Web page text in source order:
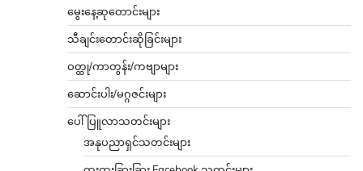
မွေးနေ့ဆုတောင်းများ
သီချင်းတောင်းဆိုခြင်းများ
ဝတ္ထု/ကာတွန်း/ကဗျာများ
ဆောင်းပါး/မဂ္ဂဇင်းများ
ပေါ်ပြူလာသတင်းများ
အနုပညာရှင်သတင်းများ